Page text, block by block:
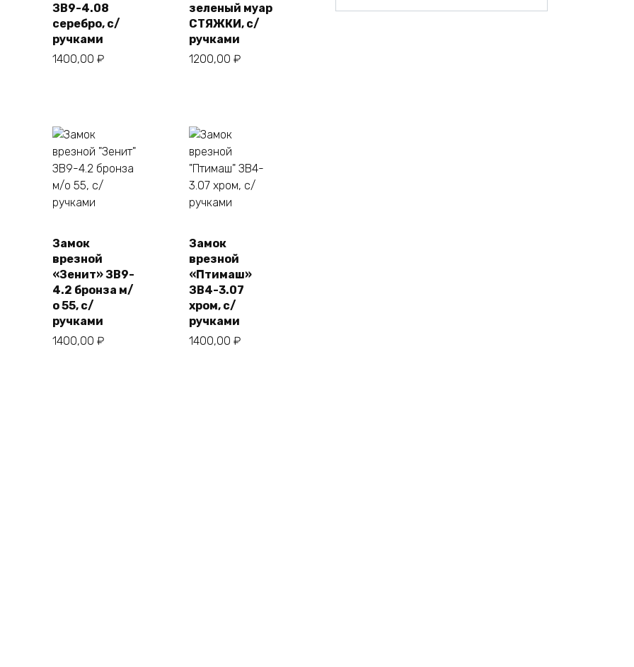
ЗВ9-4.08
серебро, с/
ручками
1400,00 ₽
зеленый муар
СТЯЖКИ, с/
ручками
1200,00 ₽
Замок
врезной
«Зенит» ЗВ9-
4.2 бронза м/
о 55, с/
ручками
1400,00 ₽
Замок
врезной
«Птимаш»
ЗВ4-3.07
хром, с/
ручками
1400,00 ₽